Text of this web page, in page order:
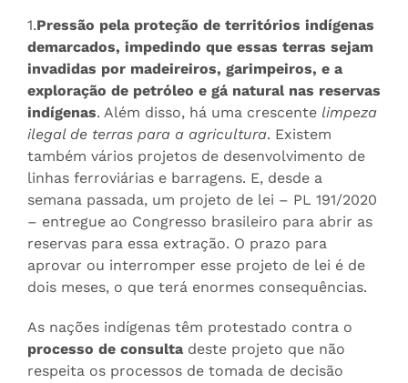
1.Pressão pela proteção de territórios indígenas
demarcados, impedindo que essas terras sejam
invadidas por madeireiros, garimpeiros, e a
exploração de petróleo e gá natural nas reservas
indígenas. Além disso, há uma crescente limpeza
ilegal de terras para a agricultura. Existem
também vários projetos de desenvolvimento de
linhas ferroviárias e barragens. E, desde a
semana passada, um projeto de lei – PL 191/2020
– entregue ao Congresso brasileiro para abrir as
reservas para essa extração. O prazo para
aprovar ou interromper esse projeto de lei é de
dois meses, o que terá enormes consequências.
As nações indígenas têm protestado contra o
processo de consulta deste projeto que não
respeita os processos de tomada de decisão